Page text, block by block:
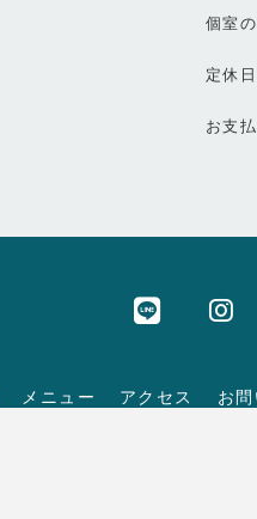
個室
定休日
お支
メニュー アクセス お